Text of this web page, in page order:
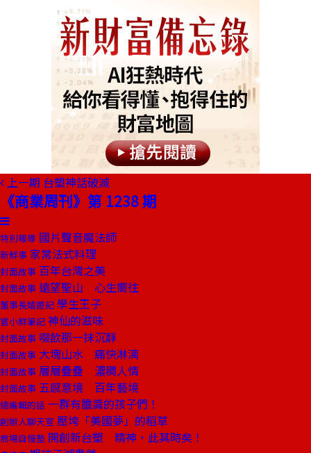
上一期 台塑神話破滅
《商業周刊》第 1238 期
特別報導 國片聲音魔法師
新鮮事 家常法式料理
封面故事 百年台灣之美
封面故事 遠望聖山 心生嚮往
董事長嬉遊記 學生王子
嘗小鮮筆記 神仙的滋味
封面故事 啜飲那一抹沉靜
封面故事 大塊山水 痛快淋漓
封面故事 層層疊疊 濃稠人情
封面故事 五感意境 百年藝境
總編輯的話 一群有膽識的孩子們！
創辦人聊天室 壓垮「美國夢」的稻草
商場自慢塾 開創新台塑 精神，此其時矣！